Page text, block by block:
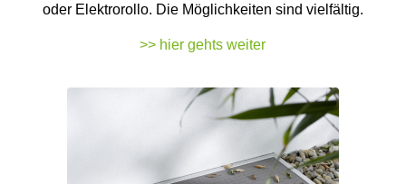
oder Elektrorollo. Die Möglichkeiten sind vielfältig.
>> hier gehts weiter